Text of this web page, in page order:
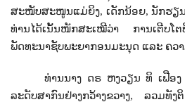
ສະໜັບສະໜູນແມ່ຍິງ, ເດັກນ້ອຍ, ນັກຮຽ
ທ່ານໄດ້ເນັ້ນໜັກສະເໝີວ່າ ການເຕີບໂຕ
ພັດທະນາຊັບພະຍາກອນມະນຸດ ແລະ ຄວ
ທ່ານນາງ ດຣ ຫງວຽນ ທິ ເຟືອ
ລະດັບສາກົນຢ່າງກວ້າງຂວາງ, ລວມທັງ